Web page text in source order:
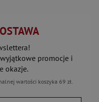
promocje i
okazje.
wartości koszyka 69 zł.